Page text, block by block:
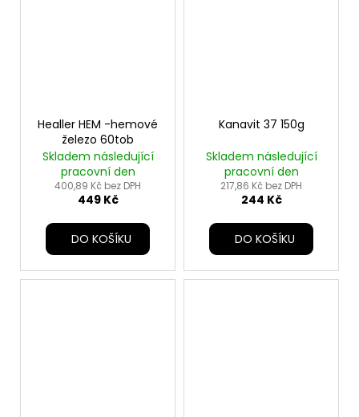
Healler HEM -hemové
železo 60tob
Skladem následující
pracovní den
400,89 Kč bez DPH
449 Kč
DO KOŠÍKU
Kanavit 37 150g
Skladem následující
pracovní den
217,86 Kč bez DPH
244 Kč
DO KOŠÍKU